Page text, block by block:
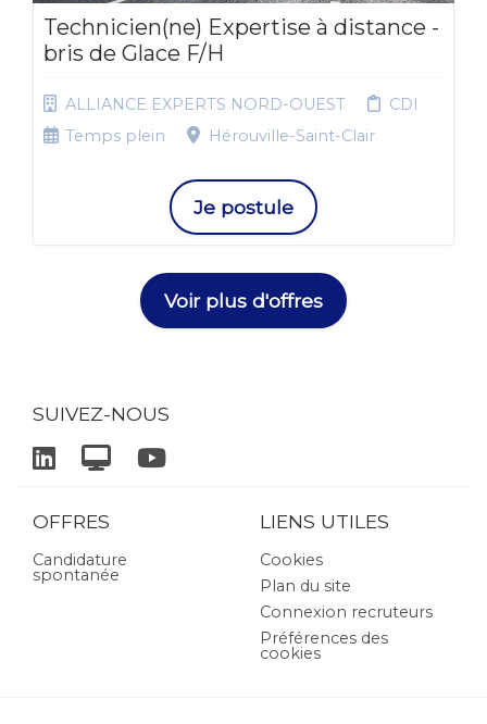
Technicien(ne) Expertise à distance -
bris de Glace F/H
ALLIANCE EXPERTS NORD-OUEST
CDI
Temps plein
Hérouville-Saint-Clair
Je postule
Voir plus d'offres
SUIVEZ-NOUS
OFFRES
Candidature
spontanée
LIENS UTILES
Cookies
Plan du site
Connexion recruteurs
Préférences des
cookies